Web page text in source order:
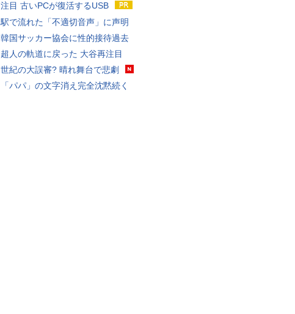
注目 古いPCが復活するUSB
駅で流れた「不適切音声」に声明
韓国サッカー協会に性的接待過去
超人の軌道に戻った 大谷再注目
世紀の大誤審? 晴れ舞台で悲劇
「パパ」の文字消え完全沈黙続く